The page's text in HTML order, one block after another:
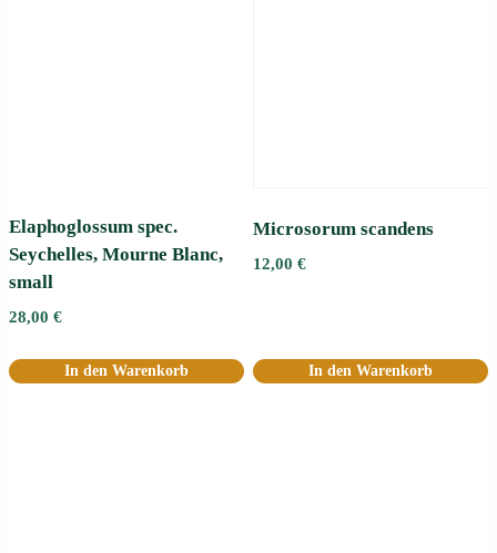
Elaphoglossum spec.
Seychelles, Mourne Blanc,
small
28,00 €
In den Warenkorb
Microsorum scandens
12,00 €
In den Warenkorb